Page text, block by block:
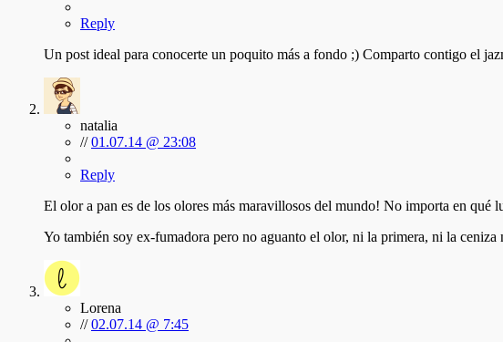
Reply
Un post ideal para conocerte un poquito más a fondo ;) Comparto contigo el
natalia
//01.07.14 @ 23:08
Reply
El olor a pan es de los olores más maravillosos del mundo! No importa en qué
Yo también soy ex-fumadora pero no aguanto el olor, ni la primera, ni la
Lorena
//02.07.14 @ 7:45